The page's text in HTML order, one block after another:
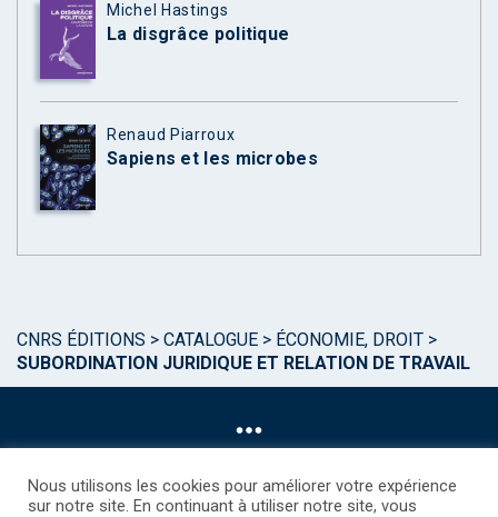
Michel Hastings
La disgrâce politique
Renaud Piarroux
Sapiens et les microbes
CNRS ÉDITIONS > CATALOGUE > ÉCONOMIE, DROIT >
SUBORDINATION JURIDIQUE ET RELATION DE TRAVAIL
Nous utilisons les cookies pour améliorer votre expérience
sur notre site. En continuant à utiliser notre site, vous